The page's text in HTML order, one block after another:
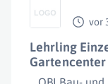
vor
Lehrling